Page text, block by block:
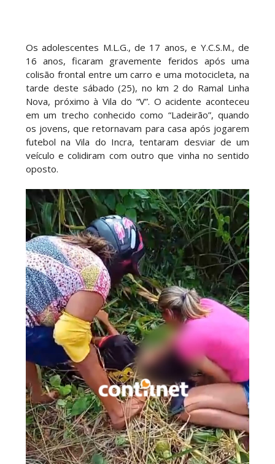
Os adolescentes M.L.G., de 17 anos, e Y.C.S.M., de
16 anos, ficaram gravemente feridos após uma
colisão frontal entre um carro e uma motocicleta, na
tarde deste sábado (25), no km 2 do Ramal Linha
Nova, próximo à Vila do “V”. O acidente aconteceu
em um trecho conhecido como “Ladeirão”, quando
os jovens, que retornavam para casa após jogarem
futebol na Vila do Incra, tentaram desviar de um
veículo e colidiram com outro que vinha no sentido
oposto.